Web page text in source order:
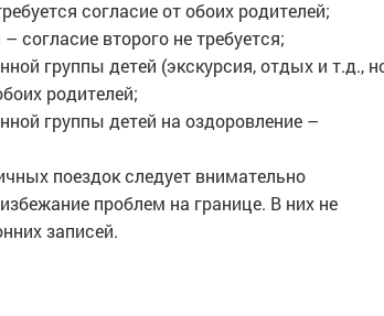
согласие от обоих родителей;
согласие второго не требуется;
группы детей (экскурсия, отдых и т.д.,
родителей;
группы детей на оздоровление –
поездок следует внимательно
проблем на границе. В них не
записей.